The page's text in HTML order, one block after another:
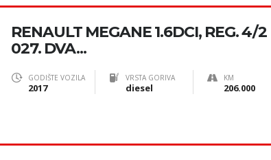
RENAULT MEGANE 1.6DCI, REG. 4/2
027. DVA...
GODIŠTE VOZILA
2017
VRSTA GORIVA
diesel
KM
206.000